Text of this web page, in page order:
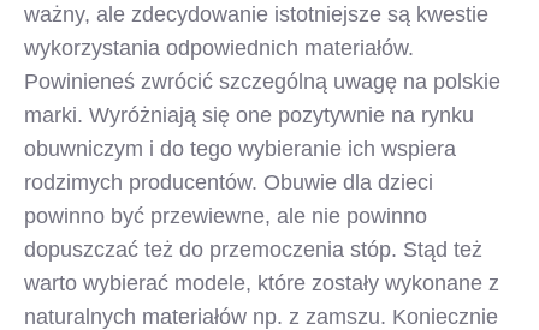
ważny, ale zdecydowanie istotniejsze są kwestie
wykorzystania odpowiednich materiałów.
Powinieneś zwrócić szczególną uwagę na polskie
marki. Wyróżniają się one pozytywnie na rynku
obuwniczym i do tego wybieranie ich wspiera
rodzimych producentów. Obuwie dla dzieci
powinno być przewiewne, ale nie powinno
dopuszczać też do przemoczenia stóp. Stąd też
warto wybierać modele, które zostały wykonane z
naturalnych materiałów np. z zamszu. Koniecznie